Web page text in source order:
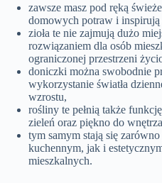
zawsze masz pod ręką
domowych potraw i
zioła te nie zajmują dużo
rozwiązaniem dla osób
ograniczonej przestrzeni
doniczki można swobodnie
wykorzystanie światła
wzrostu,
rośliny te pełnią także
zieleń oraz piękno do
tym samym stają się
kuchennym, jak i
mieszkalnych.